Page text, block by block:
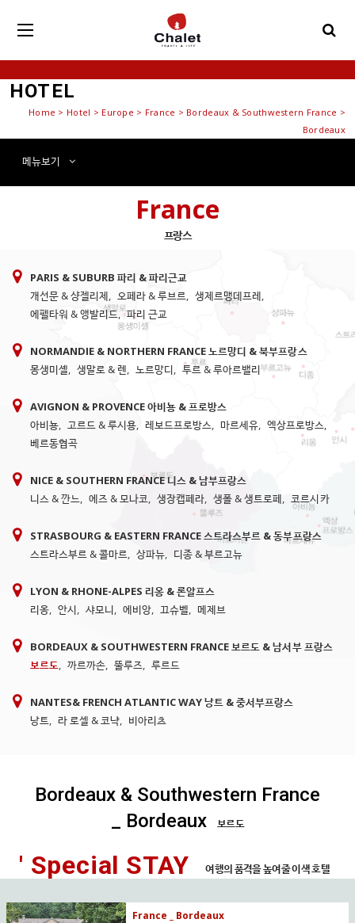
HOTEL
Home > Hotel > Europe > France > Bordeaux & Southwestern France >
Bordeaux
메뉴보기
프랑스
France
PARIS & SUBURB 파리 & 파리근교
개선문 & 샹젤리제, 오페라 & 루브르, 생제르맹데프레,
에펠타워 & 앵발리드, 파리 근교
NORMANDIE & NORTHERN FRANCE 노르망디 & 북부프랑스
몽생미셸, 생말로 & 렌, 노르망디, 투르 & 루아르밸리
AVIGNON & PROVENCE 아비뇽 & 프로방스
아비뇽, 고르드 & 루시용, 레보드프로방스, 마르세유, 엑상프로방스,
베르동협곡
NICE & SOUTHERN FRANCE 니스 & 남부프랑스
니스 & 깐느, 에즈 & 모나코, 생장캡페라, 생폴 & 생트로페, 코르시카
STRASBOURG & EASTERN FRANCE 스트라스부르 & 동부프랑스
스트라스부르 & 콜마르, 상파뉴, 디종 & 부르고뉴
LYON & RHONE-ALPES 리옹 & 론알프스
리옹, 안시, 샤모니, 에비앙, 끄슈벨, 메제브
BORDEAUX & SOUTHWESTERN FRANCE 보르도 & 남서부 프랑스
보르도, 까르까손, 뚤루즈, 루르드
NANTES& FRENCH ATLANTIC WAY 낭트 & 중서부프랑스
낭트, 라 로셀 & 코냑, 비아리츠
Bordeaux & Southwestern France
_ Bordeaux
보르도
' Special STAY 여행의 품격을 높여줄 이색 호텔
France _ Bordeaux